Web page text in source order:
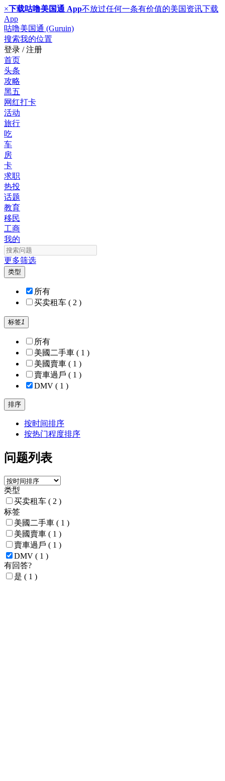
×下载咕噜美国通 App不放过任何一条有价值的美国资讯下载
App
咕噜美国通 (Guruin)
搜索我的位置
登录 / 注册
首页
头条
攻略
黑五
网红打卡
活动
旅行
吃
车
房
卡
求职
热投
话题
教育
移民
工商
我的
更多筛选
类型
所有
买卖租车 ( 2 )
标签1
所有
美國二手車 ( 1 )
美國賣車 ( 1 )
賣車過戶 ( 1 )
DMV ( 1 )
排序
按时间排序
按热门程度排序
问题列表
类型
买卖租车 ( 2 )
标签
美國二手車 ( 1 )
美國賣車 ( 1 )
賣車過戶 ( 1 )
DMV ( 1 )
有回答?
是 ( 1 )